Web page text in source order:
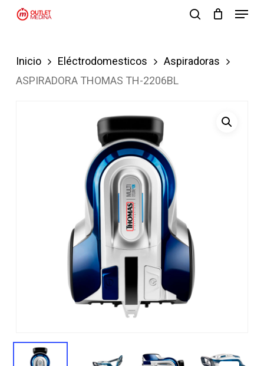
Skip
content
Menu
Inicio Eléctrodomesticos
Aspiradoras
ASPIRADORA THOMAS TH-2206BL